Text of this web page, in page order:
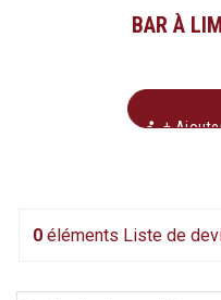
BAR À
+
0 éléments Liste de